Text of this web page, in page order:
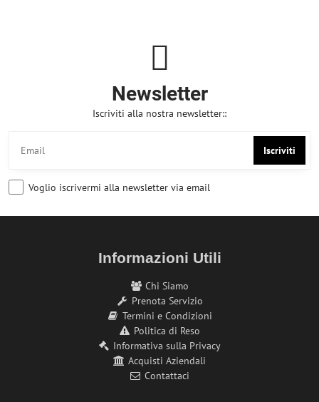
Newsletter
Iscriviti alla nostra newsletter::
Iscriviti
Voglio iscrivermi alla newsletter via email
Informazioni Utili
Chi Siamo
Prenota Servizio
Termini e Condizioni
Politica di Reso
Informativa sulla Privacy
Acquisti Aziendali
Contattaci